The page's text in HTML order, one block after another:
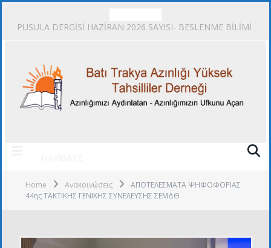
PUSULA DERGİSİ HAZİRAN 2026 SAYISI- BESLENME BİLİMİ
Home Ανακοινώσεις
ΑΠΟΤΕΛΕΣΜΑΤΑ ΨΗΦΟΦΟΡΙΑΣ
44ης ΤΑΚΤΙΚΗΣ ΓΕΝΙΚΗΣ ΣΥΝΕΛΕΥΣΗΣ ΣΕΜΔΘ